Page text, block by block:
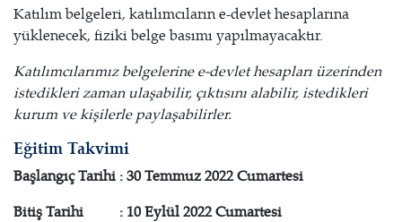
Katılım belgeleri, katılımcıların e-devlet hesaplarına
yüklenecek, fiziki belge basımı yapılmayacaktır.
Katılımcılarımız belgelerine e-devlet hesapları üzerinden
istedikleri zaman ulaşabilir, çıktısını alabilir, istedikleri
kurum ve kişilerle paylaşabilirler.
Eğitim Takvimi
Başlangıç Tarihi : 30 Temmuz 2022 Cumartesi
Bitiş Tarihi : 10 Eylül 2022 Cumartesi